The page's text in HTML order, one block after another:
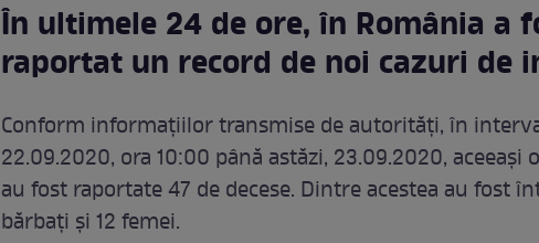
În ultimele 24 de ore, în România a
raportat un record de noi cazuri de
Conform informațiilor transmise de autorități, în
22.09.2020, ora 10:00 până astăzi, 23.09.2020, aceeași
au fost raportate 47 de decese. Dintre acestea au fost
bărbați și 12 femei.